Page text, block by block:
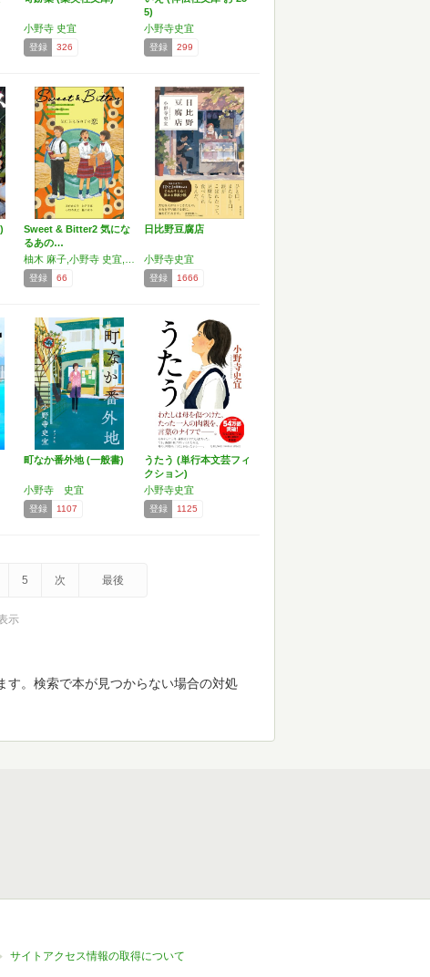
小野寺 史宜
登録 326
5)
小野寺史宜
登録 299
Sweet & Bitter2 気にな
るあの…
登録 66
日比野豆腐店
小野寺史宜
登録 1666
町なか番外地 (一般書)
小野寺 史宜
登録 1107
うたう (単行本文芸フィ
クション)
小野寺史宜
登録 1125
5 次 最後
示
す。検索で本が見つからない場合の対処
サイトアクセス情報の取得について